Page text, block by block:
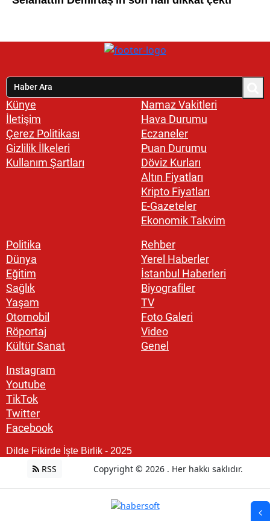
Künye
İletişim
Çerez Politikası
Gizlilik İlkeleri
Kullanım Şartları
Namaz Vakitleri
Hava Durumu
Eczaneler
Puan Durumu
Döviz Kurları
Altın Fiyatları
Kripto Fiyatları
E-Gazeteler
Ekonomik Takvim
Politika
Dünya
Eğitim
Sağlık
Yaşam
Otomobil
Röportaj
Kültür Sanat
Rehber
Yerel Haberler
İstanbul Haberleri
Biyografiler
TV
Foto Galeri
Video
Genel
Instagram
Youtube
TikTok
Twitter
Facebook
Dilde Fikirde İşte Birlik - 2025
RSS Copyright © 2026 . Her hakkı saklıdır.